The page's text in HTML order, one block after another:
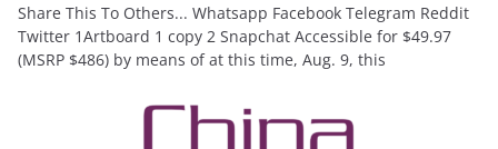
Share This To Others... Whatsapp Facebook Telegram Reddit
Twitter 1Artboard 1 copy 2 Snapchat Accessible for $49.97
(MSRP $486) by means of at this time, Aug. 9, this